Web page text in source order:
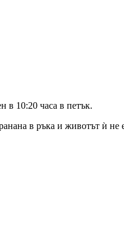
в 10:20 часа в петък.
в ръка и животът ѝ не